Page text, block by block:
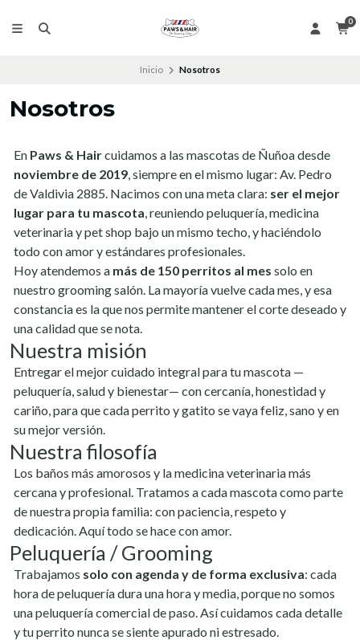
0
Inicio Nosotros
Nosotros
En Paws & Haircuidamos a las mascotas de Ñuñoa desde
noviembre de 2019, siempre en el mismo lugar: Av. Pedro
de Valdivia 2885. Nacimos con una meta clara: ser el mejor
lugar para tu mascota, reuniendo peluquería, medicina
veterinaria y pet shop bajo un mismo techo, y haciéndolo
todo con amor y estándares profesionales.
Hoy atendemos a más de 150 perritos al mes solo en
nuestro grooming salón. La mayoría vuelve cada mes, y esa
constancia es la que nos permite mantener el corte deseado y
una calidad que se nota.
Nuestra misión
Entregar el mejor cuidado integral para tu mascota —
peluquería, salud y bienestar— con cercanía, honestidad y
cariño, para que cada perrito y gatito se vaya feliz, sano y en
su mejor versión.
Nuestra filosofía
Los baños más amorosos y la medicina veterinaria más
cercana y profesional. Tratamos a cada mascota como parte
de nuestra propia familia: con paciencia, respeto y
dedicación. Aquí todo se hace con amor.
Peluquería / Grooming
Trabajamos solo con agenda y de forma exclusiva: cada
hora de peluquería dura una hora y media, porque no somos
una peluquería comercial de paso. Así cuidamos cada detalle
y tu perrito nunca se siente apurado ni estresado.